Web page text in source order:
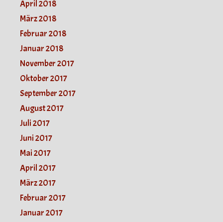
April 2018
März 2018
Februar 2018
Januar 2018
November 2017
Oktober 2017
September 2017
August 2017
Juli 2017
Juni 2017
Mai 2017
April 2017
März 2017
Februar 2017
Januar 2017